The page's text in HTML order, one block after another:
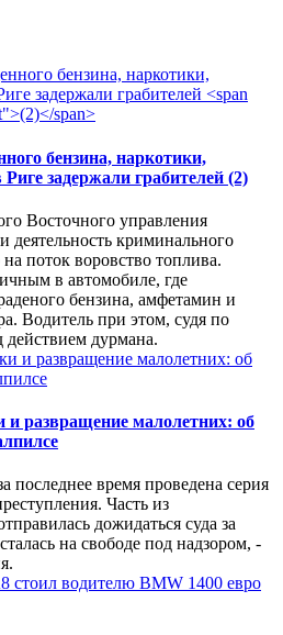
бензина, наркотики,
задержали грабителей (2)
Восточного управления
деятельность криминального
поток воровство топлива.
в автомобиле, где
бензина, амфетамин и
Водитель при этом, судя по
действием дурмана.
и развращение малолетних: об
последнее время проведена серия
Часть из
дожидаться суда за
на свободе под надзором, -